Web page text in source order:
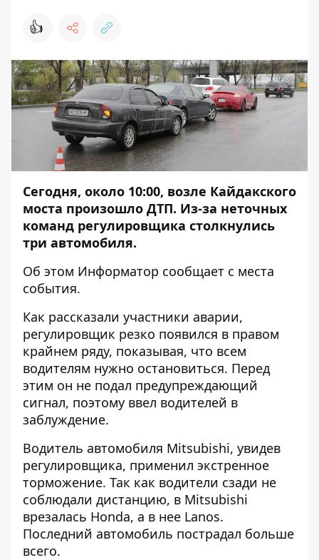
👍
Сегодня, около 10:00, возле Кайдакского
моста произошло ДТП. Из-за неточных
команд регулировщика столкнулись
три автомобиля.
Об этом Информатор сообщает с места
события.
Как рассказали участники аварии,
регулировщик резко появился в правом
крайнем ряду, показывая, что всем
водителям нужно остановиться. Перед
этим он не подал предупреждающий
сигнал, поэтому ввел водителей в
заблуждение.
Водитель автомобиля Mitsubishi, увидев
регулировщика, применил экстренное
торможение. Так как водители сзади не
соблюдали дистанцию, в Mitsubishi
врезалась Honda, а в нее Lanos.
Последний автомобиль пострадал больше
всего.